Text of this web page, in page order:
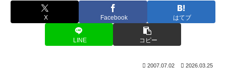
X Facebook はてブ
LINE コピー
2007.07.02 2026.03.25